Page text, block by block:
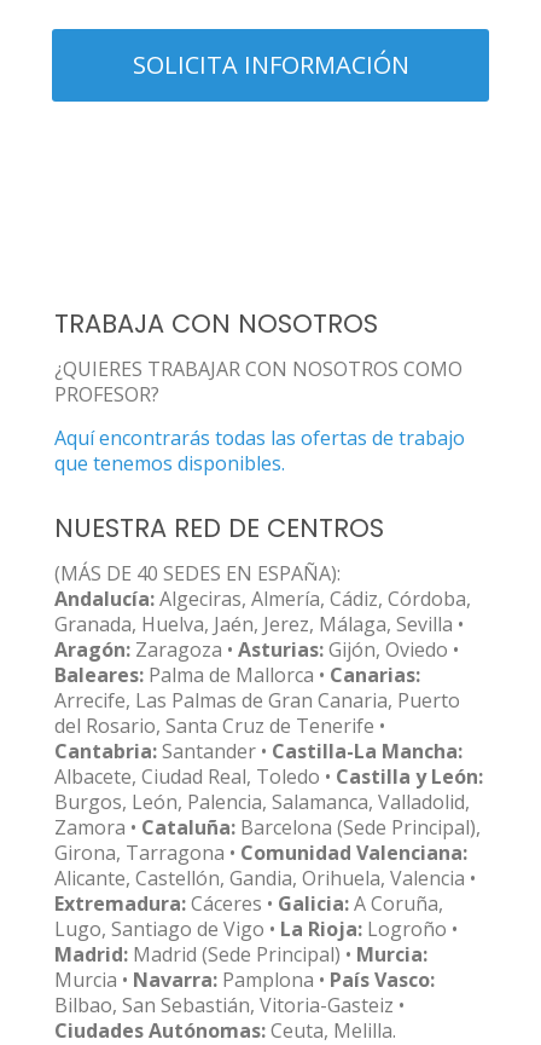
TRABAJA CON NOSOTROS
¿QUIERES TRABAJAR CON NOSOTROS COMO
PROFESOR?
Aquí encontrarás todas las ofertas de trabajo
que tenemos disponibles.
NUESTRA RED DE CENTROS
(MÁS DE 40 SEDES EN ESPAÑA):
Andalucía:Algeciras, Almería, Cádiz, Córdoba,
Granada, Huelva, Jaén, Jerez, Málaga, Sevilla •
Aragón: Zaragoza • Asturias:Gijón, Oviedo •
Baleares: Palma de Mallorca • Canarias:
Arrecife, Las Palmas de Gran Canaria, Puerto
del Rosario, Santa Cruz de Tenerife •
Cantabria:Santander • Castilla-La Mancha:
Albacete, Ciudad Real, Toledo • Castilla y León:
Burgos, León, Palencia, Salamanca, Valladolid,
Zamora • Cataluña: Barcelona (Sede Principal),
Girona, Tarragona • Comunidad Valenciana:
Alicante, Castellón, Gandia, Orihuela, Valencia •
Extremadura:Cáceres • Galicia:A Coruña,
Lugo, Santiago de Vigo • La Rioja: Logroño •
Madrid: Madrid (Sede Principal) • Murcia:
Murcia • Navarra: Pamplona • País Vasco:
Bilbao, San Sebastián, Vitoria-Gasteiz •
Ciudades Autónomas:Ceuta, Melilla.